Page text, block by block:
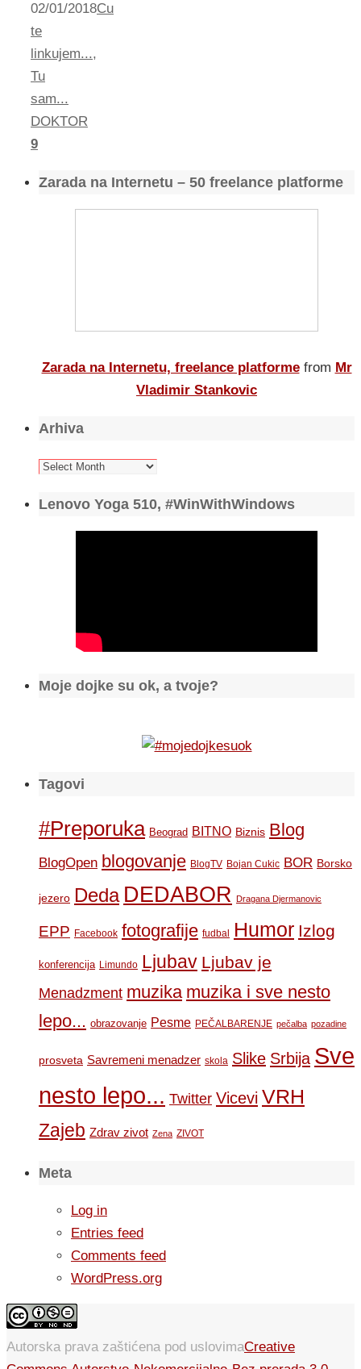
02/01/2018Cu
te
linkujem...,
Tu
sam...
DOKTOR
9
Zarada na Internetu – 50 freelance platforme
Zarada na Internetu, freelance platforme from Mr
Vladimir Stankovic
Arhiva
Arhiva
Lenovo Yoga 510, #WinWithWindows
Moje dojke su ok, a tvoje?
Tagovi
#Preporuka Beograd BITNO Biznis Blog
BlogOpen blogovanje BlogTV Bojan Cukic BOR Borsko
jezero Deda DEDABOR Dragana Djermanovic
EPP Facebook fotografije fudbal Humor Izlog
konferencija Limundo Ljubav Ljubav je
Menadzment muzika muzika i sve nesto
lepo... obrazovanje Pesme PEČALBARENJE pečalba pozadine
prosveta Savremeni menadzer skola Slike Srbija Sve
nesto lepo... Twitter Vicevi VRH
Zajeb Zdrav zivot Zena ZIVOT
Meta
Log in
Entries feed
Comments feed
WordPress.org
Autorska prava zaštićena pod uslovimaCreative